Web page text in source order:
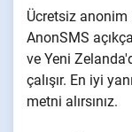
Ücretsiz
AnonSMS
ve Yeni
çalışır. En iyi
metni alırsınız.